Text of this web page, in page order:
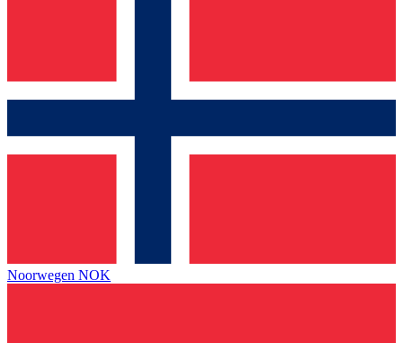
Noorwegen NOK